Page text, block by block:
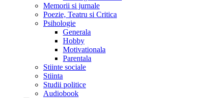
Memorii si jurnale
Poezie, Teatru si Critica
Psihologie
Generala
Hobby
Motivationala
Parentala
Stiinte sociale
Stiinta
Studii politice
Audiobook